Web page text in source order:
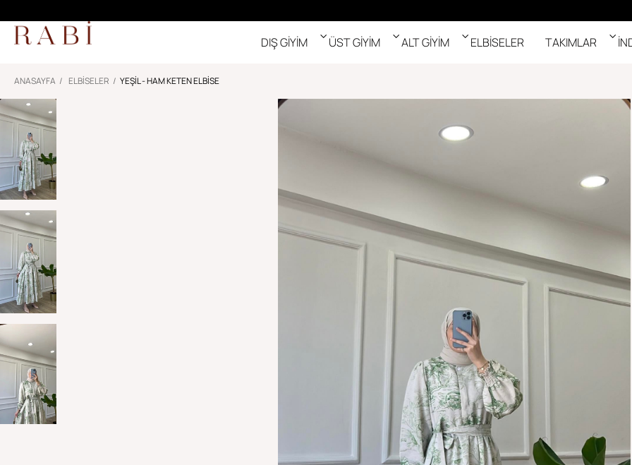
DIŞ GİYİM ÜST GİYİM ALT GİYİM ELBİSELER TAKIMLAR
ANASAYFA ELBİSELER YEŞIL - HAM KETEN ELBISE